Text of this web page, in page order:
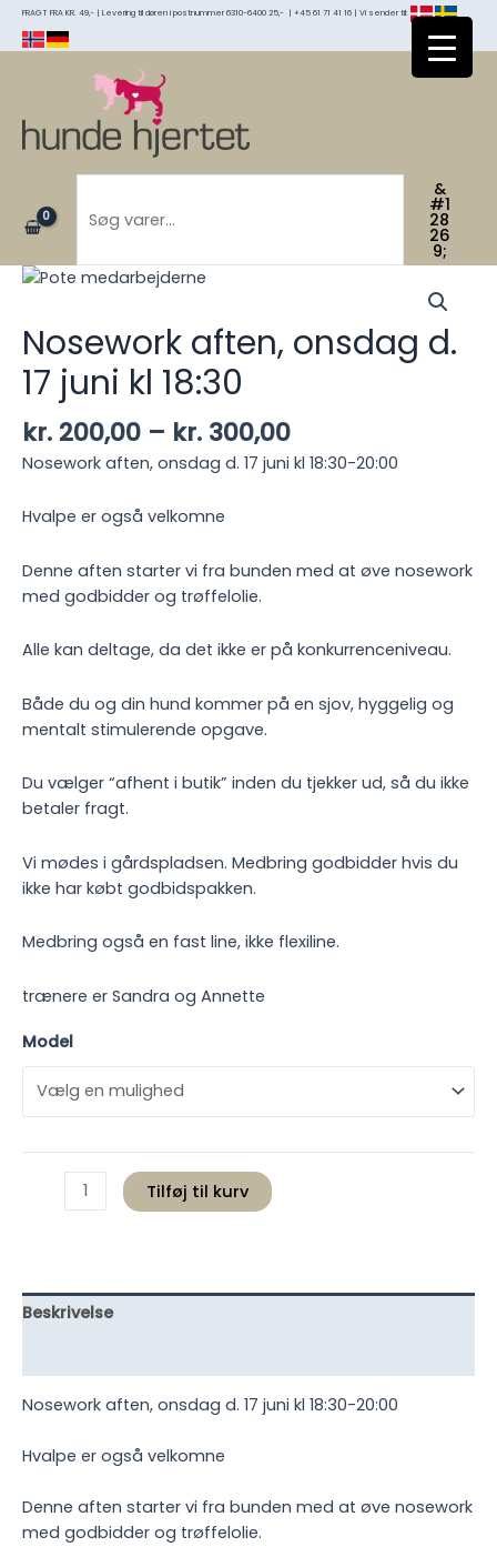
GåFRAGT FRA KR. 49,- | Levering til døren i postnummer 6310-6400 25,- | +45 61 71 41 16 | Vi sender til:
&
#1
28
26
9;
Nosework aften, onsdag d.
17 juni kl 18:30
kr. 200,00 – kr. 300,00Prisinterval:
kr. 200,00
Nosework aften, onsdag d. 17 juni kl 18:30-20:00
Hvalpe er også velkomne
Denne aften starter vi fra bunden med at øve nosework
med godbidder og trøffelolie.
Alle kan deltage, da det ikke er på konkurrenceniveau.
Både du og din hund kommer på en sjov, hyggelig og
mentalt stimulerende opgave.
Du vælger “afhent i butik” inden du tjekker ud, så du ikke
betaler fragt.
Vi mødes i gårdspladsen. Medbring godbidder hvis du
ikke har købt godbidspakken.
Medbring også en fast line, ikke flexiline.
trænere er Sandra og Annette
Model
Nosework
aften,
juni
Tilføj til kurv
Beskrivelse
Nosework aften, onsdag d. 17 juni kl 18:30-20:00
Hvalpe er også velkomne
Denne aften starter vi fra bunden med at øve nosework
med godbidder og trøffelolie.